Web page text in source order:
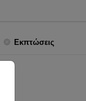
Εκπτώσεις